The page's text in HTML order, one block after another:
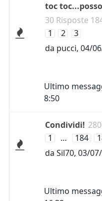
toc
30 Risposte
1
2
3
da pucci, 04/
Ultimo
8:50
Condividi!
1
… 184
da Sil70, 03/
Ultimo